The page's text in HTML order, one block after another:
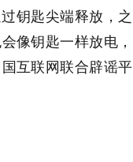
钥匙尖端释放，之
像钥匙一样放电，
互联网联合辟谣平